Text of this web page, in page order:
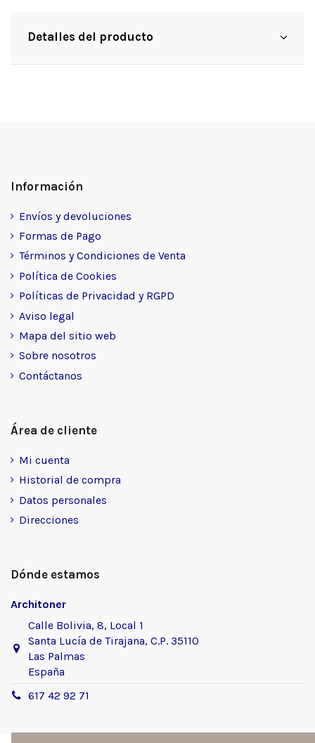
Detalles del producto
Información
Envíos y devoluciones
Formas de Pago
Términos y Condiciones de Venta
Política de Cookies
Políticas de Privacidad y RGPD
Aviso legal
Mapa del sitio web
Sobre nosotros
Contáctanos
Área de cliente
Mi cuenta
Historial de compra
Datos personales
Direcciones
Dónde estamos
Architoner
Calle Bolivia, 8, Local 1
Santa Lucía de Tirajana, C.P. 35110
Las Palmas
España
617 42 92 71